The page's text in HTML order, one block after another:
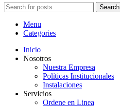
Search
Menu
Categories
Inicio
Nosotros
Nuestra Empresa
Políticas Institucionales
Instalaciones
Servicios
Ordene en Linea